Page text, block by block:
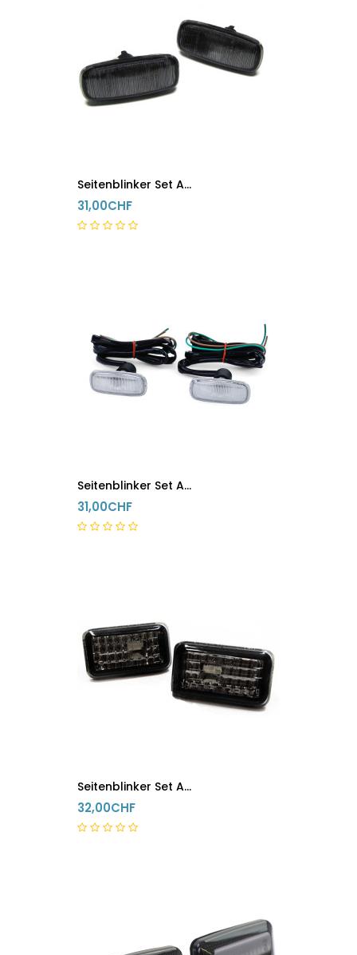
Seitenblinker Set Audi A8 4G A4 8D2 A3 8L A6 C5 TT 8N A2 Schwarz
31,00CHF
Seitenblinker Set Audi A8 4G A4 8D2 A3 8L A6 C5 TT 8N A2 Weiss
31,00CHF
Seitenblinker Set Audi Porsche VW Schwarz
32,00CHF